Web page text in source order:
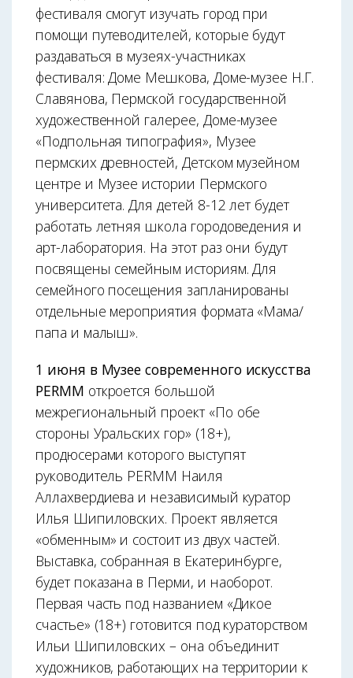
фестиваля смогут изучать город при
помощи путеводителей, которые будут
раздаваться в музеях-участниках
фестиваля: Доме Мешкова, Доме-музее Н.Г.
Славянова, Пермской государственной
художественной галерее, Доме-музее
«Подпольная типография», Музее
пермских древностей, Детском музейном
центре и Музее истории Пермского
университета. Для детей 8-12 лет будет
работать летняя школа городоведения и
арт-лаборатория. На этот раз они будут
посвящены семейным историям. Для
семейного посещения запланированы
отдельные мероприятия формата «Мама/
папа и малыш».
1 июня в Музее современного искусства
PERMM откроется большой
межрегиональный проект «По обе
стороны Уральских гор» (18+),
продюсерами которого выступят
руководитель PERMM Наиля
Аллахвердиева и независимый куратор
Илья Шипиловских. Проект является
«обменным» и состоит из двух частей.
Выставка, собранная в Екатеринбурге,
будет показана в Перми, и наоборот.
Первая часть под названием «Дикое
счастье» (18+) готовится под кураторством
Ильи Шипиловских – она объединит
художников, работающих на территории к